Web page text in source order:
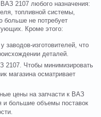
2107 любого назначения:
топливной системы,
больше не потребует
Кроме этого:
изготовителей, что
деталей.
2107. Чтобы минимизировать
магазина осматривает
цены на запчасти к ВАЗ
и большие объемы поставок